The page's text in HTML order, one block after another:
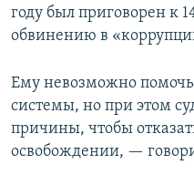
году был приговорен к
обвинению в
Ему невозможно помочь
системы, но при этом
причины, чтобы
освобождении, —